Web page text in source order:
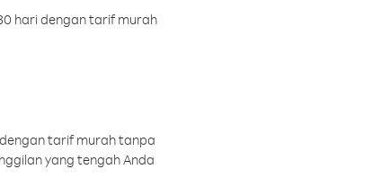
hari dengan tarif murah
tarif murah tanpa
yang tengah Anda